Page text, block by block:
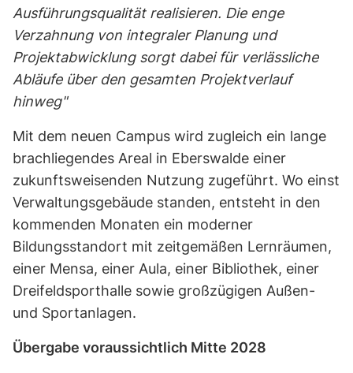
Ausführungsqualität realisieren. Die enge
Verzahnung von integraler Planung und
Projektabwicklung sorgt dabei für verlässliche
Abläufe über den gesamten Projektverlauf
hinweg"
Mit dem neuen Campus wird zugleich ein lange
brachliegendes Areal in Eberswalde einer
zukunftsweisenden Nutzung zugeführt. Wo einst
Verwaltungsgebäude standen, entsteht in den
kommenden Monaten ein moderner
Bildungsstandort mit zeitgemäßen Lernräumen,
einer Mensa, einer Aula, einer Bibliothek, einer
Dreifeldsporthalle sowie großzügigen Außen-
und Sportanlagen.
Übergabe voraussichtlich Mitte 2028